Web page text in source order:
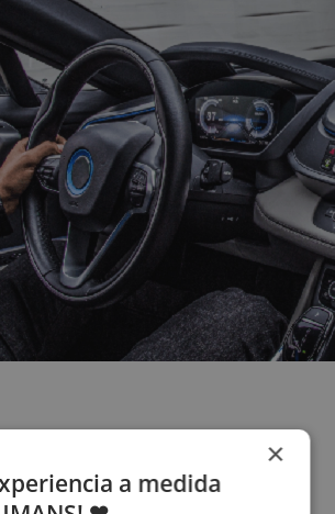
desventajas del
×
a medida